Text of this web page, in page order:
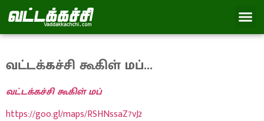
வட்டக்கச்சி கூகிள் மப்…
வட்டக்கச்சி கூகிள் மப்
https://goo.gl/maps/RSHNssaZ7vJ2